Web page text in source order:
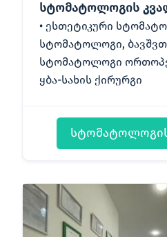
სტომატოლოგის
ესთეტიკური
სტომატოლოგი,
სტომატოლოგი
ყბა-სახის ქირურგი